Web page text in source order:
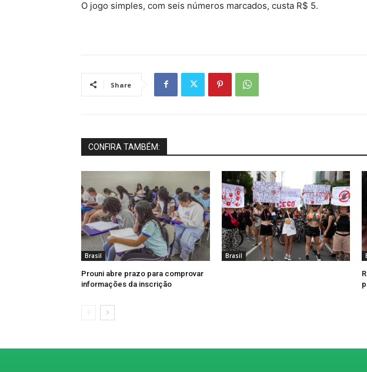
O jogo simples, com seis números marcados, custa R$ 5.
Share
CONFIRA TAMBÉM:
Brasil
Prouni abre prazo para comprovar
informações da inscrição
Brasil